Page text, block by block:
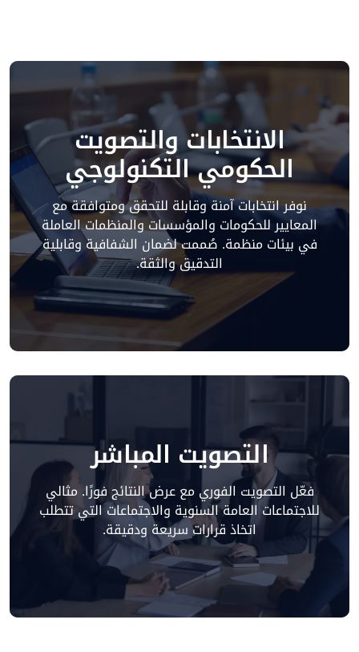
الانتخابات والتصويت
الحكومي التكنولوجي
نوفر انتخابات آمنة وقابلة للتحقق ومتوافقة مع
المعايير للحكومات والمؤسسات والمنظمات العاملة
في بيئات منظمة. صُممت لضمان الشفافية وقابلية
التدقيق والثقة.
التصويت المباشر
فعّل التصويت الفوري مع عرض النتائج فورًا. مثالي
للاجتماعات العامة السنوية والاجتماعات التي تتطلب
اتخاذ قرارات سريعة ودقيقة.